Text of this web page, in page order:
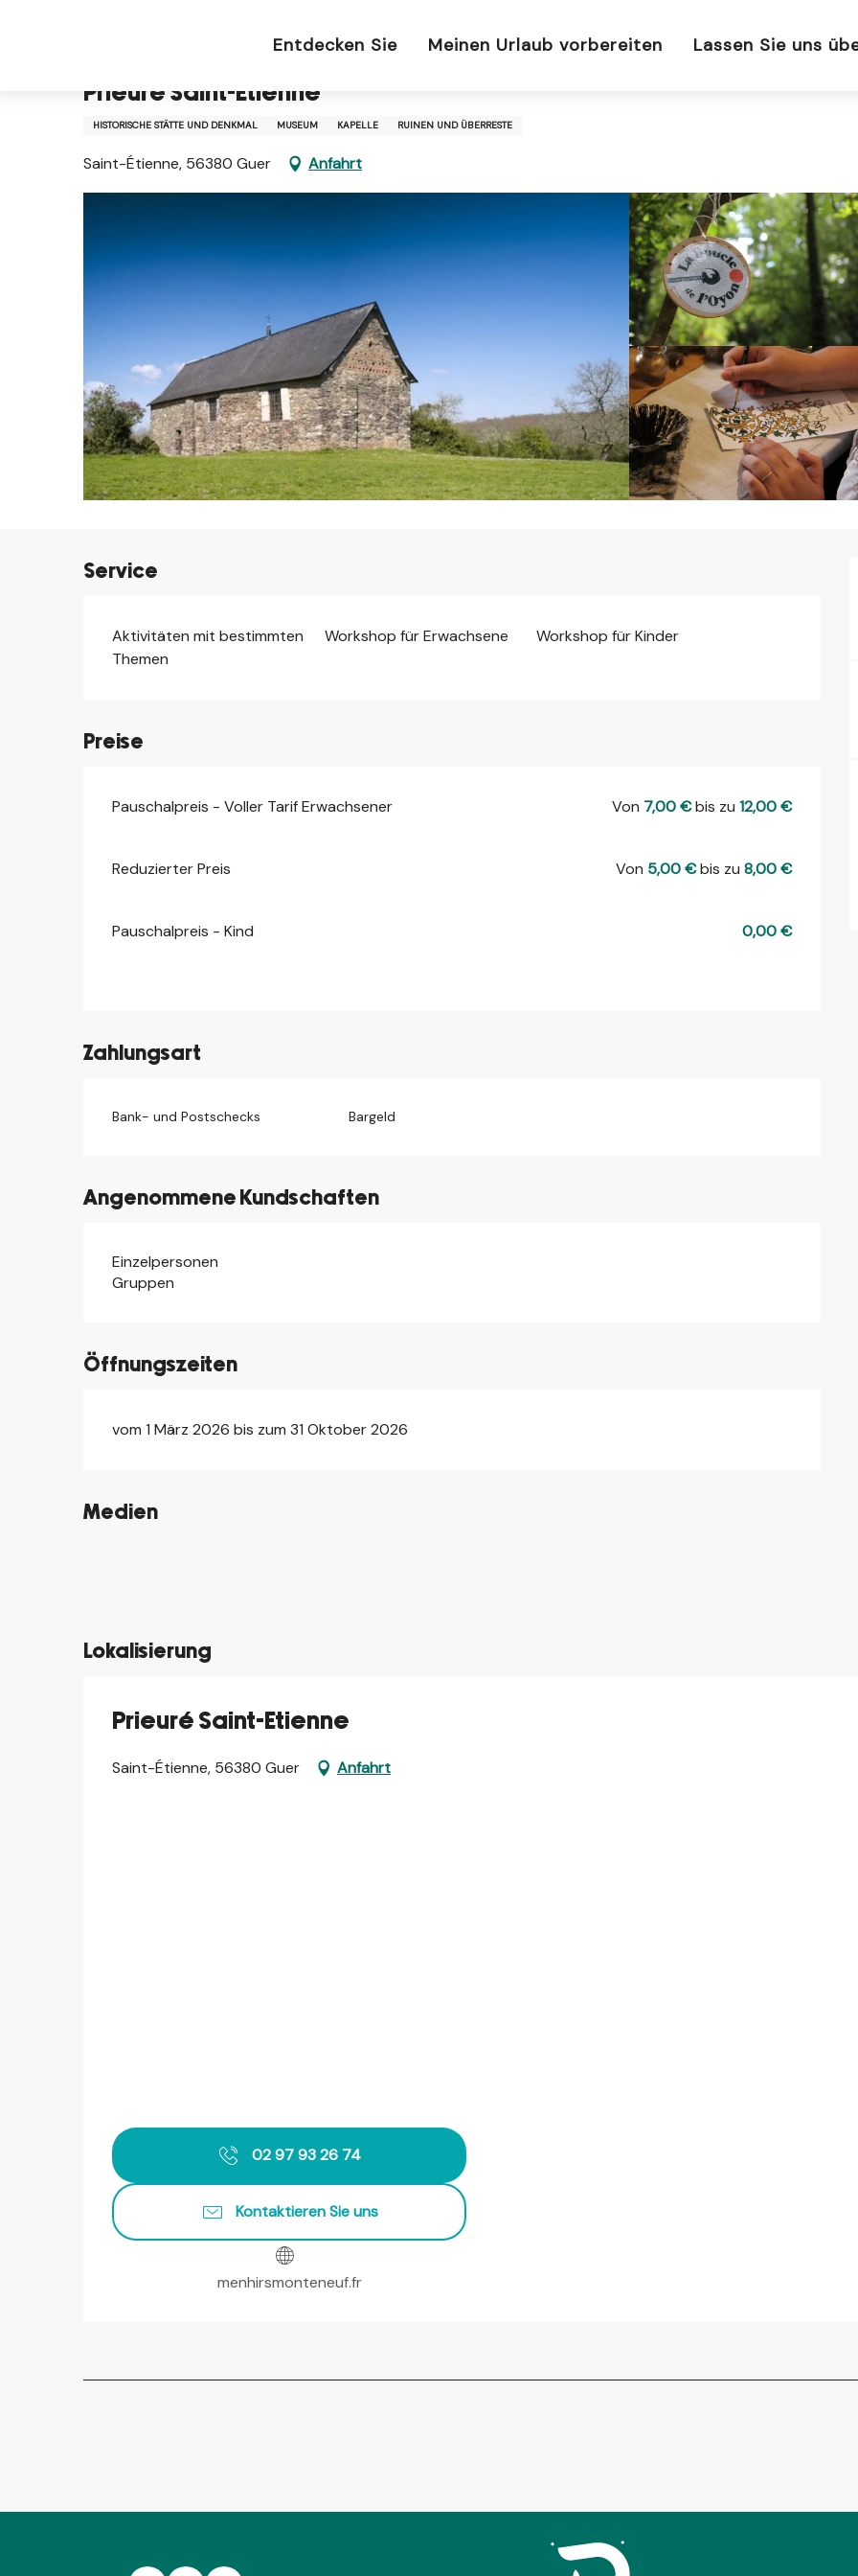
Entdecken Sie Meinen Urlaub vorbereiten Lassen Sie uns
Prieuré Saint-Etienne
HISTORISCHE STÄTTE UND DENKMAL MUSEUM KAPELLE RUINEN UND ÜBERRESTE
Saint-Étienne, 56380 Guer Anfahrt
Service
Aktivitäten mit bestimmten
Themen
Workshop für Erwachsene Workshop für Kinder
Preise
Preise 2026
Pauschalpreis - Voller Tarif Erwachsener Von 7,00 €bis zu12,00 €
Reduzierter Preis Von 5,00 €bis zu8,00 €
Pauschalpreis - Kind 0,00 €
Zahlungsart
Bank- und Postschecks Bargeld
Angenommene Kundschaften
Einzelpersonen
Gruppen
Öffnungszeiten
vom 1 März 2026 bis zum 31 Oktober 2026
Medien
©
Lokalisierung
Prieuré Saint-Etienne
Saint-Étienne, 56380 Guer Anfahrt
02 97 93 26 74
Kontaktieren Sie uns
menhirsmonteneuf.fr